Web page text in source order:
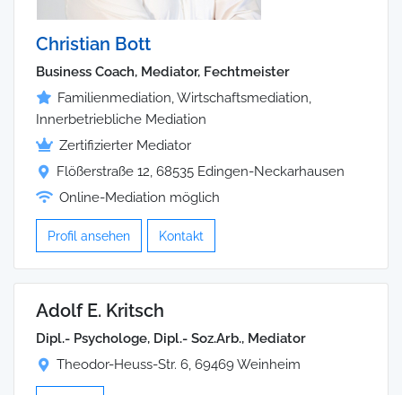
Christian Bott
Business Coach, Mediator, Fechtmeister
Familienmediation, Wirtschaftsmediation,
Innerbetriebliche Mediation
Zertifizierter Mediator
Flößerstraße 12, 68535 Edingen-Neckarhausen
Online-Mediation möglich
Profil ansehen Kontakt
Adolf E. Kritsch
Dipl.- Psychologe, Dipl.- Soz.Arb., Mediator
Theodor-Heuss-Str. 6, 69469 Weinheim